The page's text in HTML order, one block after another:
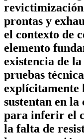
prontas y
el contexto de
elemento
existencia de
pruebas
explícitamente
sustentan en
para inferir el
la falta de